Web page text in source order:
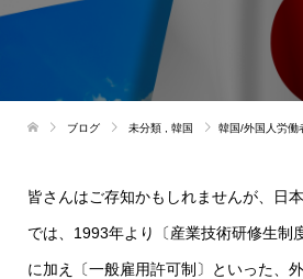
ブログ 未分類 韓国 韓国/外国人労働
皆さんはご存知かもしれませんが、日
では、1993年より〔産業技術研修生制
に加え〔一般雇用許可制〕といった、